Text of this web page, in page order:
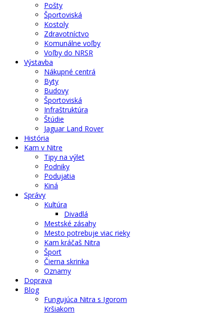
Pošty
Športoviská
Kostoly
Zdravotníctvo
Komunálne voľby
Voľby do NRSR
Výstavba
Nákupné centrá
Byty
Budovy
Športoviská
Infraštruktúra
Štúdie
Jaguar Land Rover
História
Kam v Nitre
Tipy na výlet
Podniky
Podujatia
Kiná
Správy
Kultúra
Divadlá
Mestské zásahy
Mesto potrebuje viac rieky
Kam kráčaš Nitra
Šport
Čierna skrinka
Oznamy
Doprava
Blog
Fungujúca Nitra s Igorom
Kršiakom